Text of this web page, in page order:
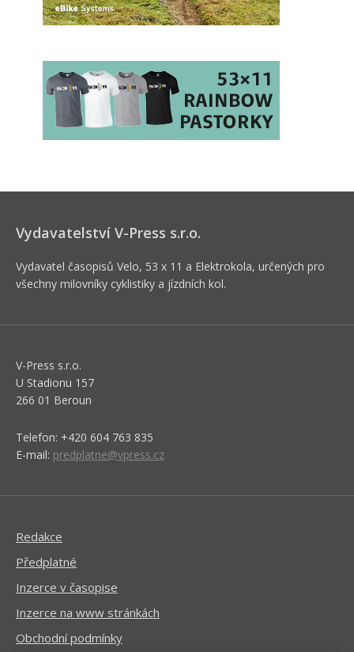
Vydavatelství V-Press s.r.o.
Vydavatel časopisů Velo, 53 x 11 a Elektrokola, určených pro
všechny milovníky cyklistiky a jízdních kol.
V-Press s.r.o.
U Stadionu 157
266 01 Beroun
Telefon: +420 604 763 835
E-mail: predplatne@vpress.cz
Redakce
Předplatné
Inzerce v časopise
Inzerce na www stránkách
Obchodní podmínky